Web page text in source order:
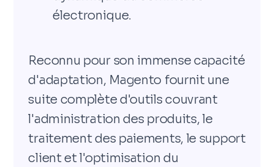
électronique.
Reconnu pour son immense capacité
d'adaptation, Magento fournit une
suite complète d'outils couvrant
l'administration des produits, le
traitement des paiements, le support
client et l'optimisation du